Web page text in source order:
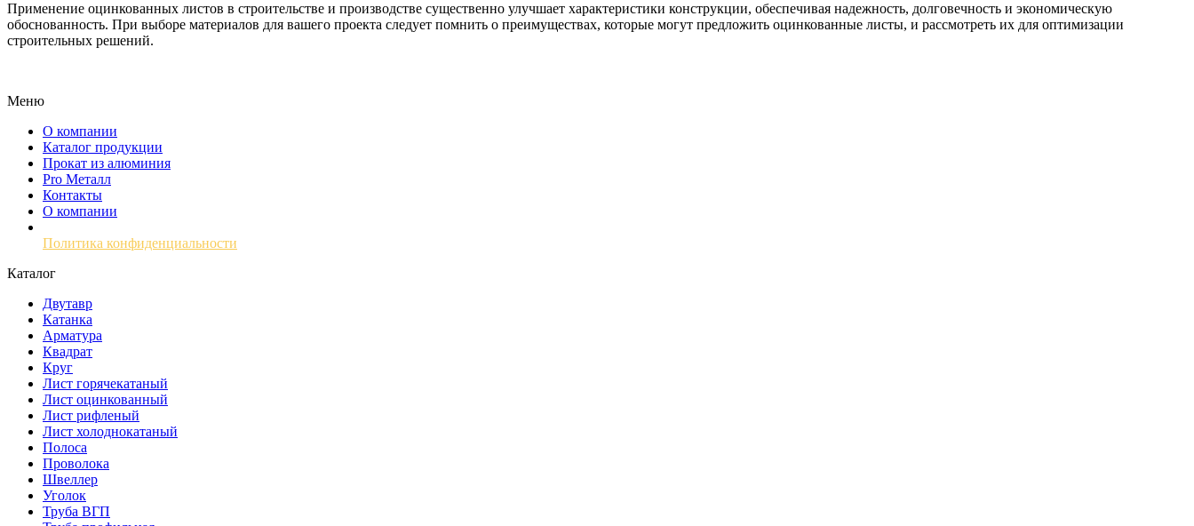
Применение оцинкованных листов в строительстве и производстве существенно улучшает характеристики конструкции, обеспечивая надежность, долговечность и экономическую
обоснованность. При выборе материалов для вашего проекта следует помнить о преимуществах, которые могут предложить оцинкованные листы, и рассмотреть их для оптимизации
строительных решений.
Меню
О компании
Каталог продукции
Прокат из алюминия
Pro Металл
Контакты
О компании
Политика конфиденциальности
Каталог
Двутавр
Катанка
Арматура
Квадрат
Круг
Лист горячекатаный
Лист оцинкованный
Лист рифленый
Лист холоднокатаный
Полоса
Проволока
Швеллер
Уголок
Труба ВГП